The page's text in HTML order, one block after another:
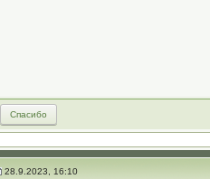
Спасибо
28.9.2023, 16:10